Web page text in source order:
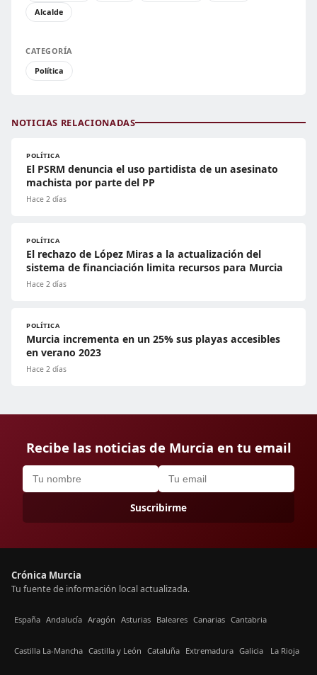
Alcalde
CATEGORÍA
Política
NOTICIAS RELACIONADAS
POLÍTICA
El PSRM denuncia el uso partidista de un asesinato
machista por parte del PP
Hace 2 días
POLÍTICA
El rechazo de López Miras a la actualización del
sistema de financiación limita recursos para Murcia
Hace 2 días
POLÍTICA
Murcia incrementa en un 25% sus playas accesibles
en verano 2023
Hace 2 días
Recibe las noticias de Murcia en tu email
Suscribirme
Crónica Murcia
Tu fuente de información local actualizada.
España Andalucía Aragón Asturias Baleares Canarias Cantabria
Castilla La-Mancha Castilla y León Cataluña Extremadura Galicia La Rioja